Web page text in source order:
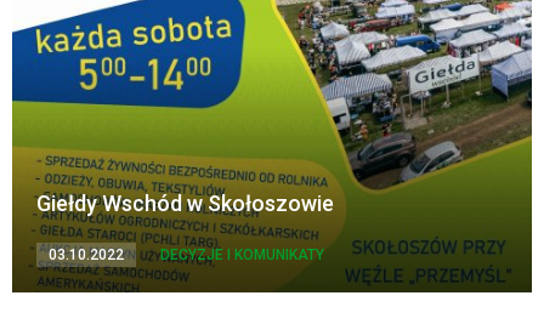
Giełdy Wschód w Skołoszowie
03.10.2022 DECYZJE I KOMUNIKATY